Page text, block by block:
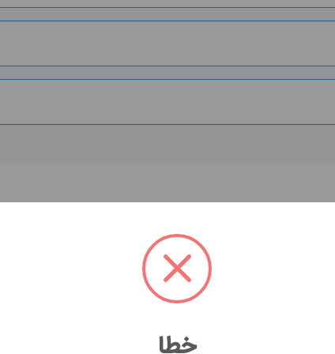
چه شکل است؟
اینجاست تا شما را از رفتن به آزمایشگاه بی